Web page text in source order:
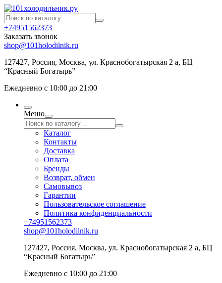
+74951562373
Заказать звонок
shop@101holodilnik.ru
127427, Россия, Москва, ул. Краснобогатырская 2 а, БЦ
“Красный Богатырь”
Ежедневно с 10:00 до 21:00
Меню
Каталог
Контакты
Доставка
Оплата
Бренды
Возврат, обмен
Самовывоз
Гарантии
Пользовательское соглашение
Политика конфиденциальности
+74951562373
shop@101holodilnik.ru
127427, Россия, Москва, ул. Краснобогатырская 2 а, БЦ
“Красный Богатырь”
Ежедневно с 10:00 до 21:00